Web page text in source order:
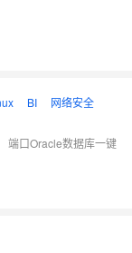
--list-ports
态： firewall-
--query-panic 那怎
端口，目前阿里
BI
网络安全
端口Oracle数据库一键